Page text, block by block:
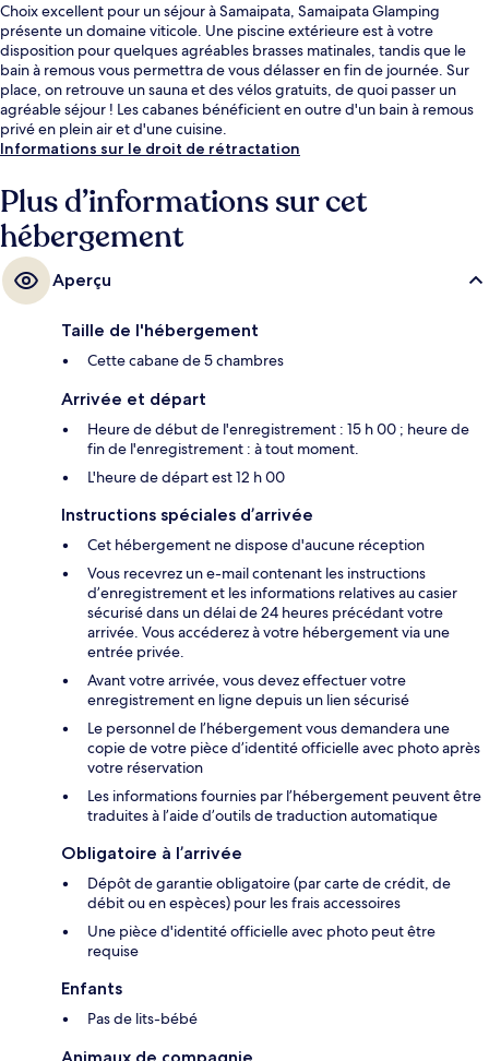
Choix excellent pour un séjour à Samaipata, Samaipata Glamping
présente un domaine viticole. Une piscine extérieure est à votre
disposition pour quelques agréables brasses matinales, tandis que le
bain à remous vous permettra de vous délasser en fin de journée. Sur
place, on retrouve un sauna et des vélos gratuits, de quoi passer un
agréable séjour ! Les cabanes bénéficient en outre d'un bain à remous
privé en plein air et d'une cuisine.
Informations sur le droit de rétractation
Plus d’informations sur cet
hébergement
Aperçu
Taille de l'hébergement
Cette cabane de 5 chambres
Arrivée et départ
Heure de début de l'enregistrement : 15 h 00 ; heure de
fin de l'enregistrement : à tout moment.
L'heure de départ est 12 h 00
Instructions spéciales d’arrivée
Cet hébergement ne dispose d'aucune réception
Vous recevrez un e-mail contenant les instructions
d’enregistrement et les informations relatives au casier
sécurisé dans un délai de 24 heures précédant votre
arrivée. Vous accéderez à votre hébergement via une
entrée privée.
Avant votre arrivée, vous devez effectuer votre
enregistrement en ligne depuis un lien sécurisé
Le personnel de l’hébergement vous demandera une
copie de votre pièce d’identité officielle avec photo après
votre réservation
Les informations fournies par l’hébergement peuvent être
traduites à l’aide d’outils de traduction automatique
Obligatoire à l’arrivée
Dépôt de garantie obligatoire (par carte de crédit, de
débit ou en espèces) pour les frais accessoires
Une pièce d'identité officielle avec photo peut être
requise
Enfants
Pas de lits-bébé